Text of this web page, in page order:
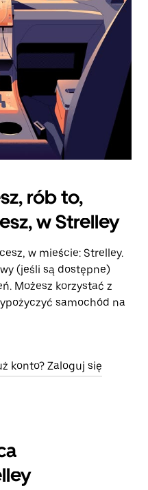
rób to,
w Strelley
w mieście: Strelley.
(jeśli są dostępne)
Możesz korzystać z
samochód na
konto? Zaloguj się